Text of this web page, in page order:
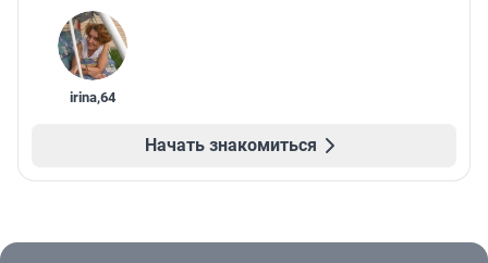
irina,64
Начать знакомиться